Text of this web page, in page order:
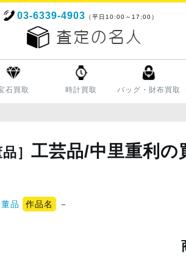
03-6339-4903 （平日10:00～17:00）
石買取 時計買取 バッグ・財布買取
］ 工芸品/中里重利の
品 作品名 －